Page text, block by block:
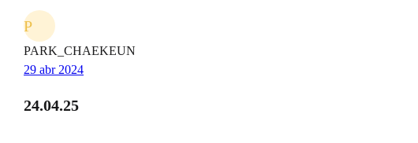
P
PARK_CHAEKEUN
29 abr 2024
24.04.25